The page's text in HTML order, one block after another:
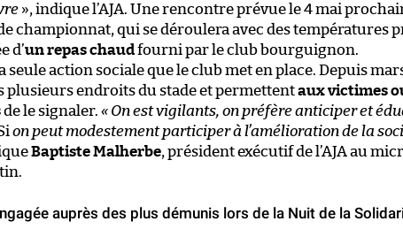
», indique l’AJA. Une rencontre prévue le 4 mai
championnat, qui se déroulera avec des températures
d’un repas chaudfourni par le club bourguignon.
seule action sociale que le club met en place. Depuis
plusieurs endroits du stade et permettentaux victimes
de le signaler. « On est vigilants, on préfère anticiper et
on peut modestement participer à l’amélioration de la
Baptiste Malherbe, président exécutif de l’AJA au
auprès des plus démunis lors de la Nuit de la